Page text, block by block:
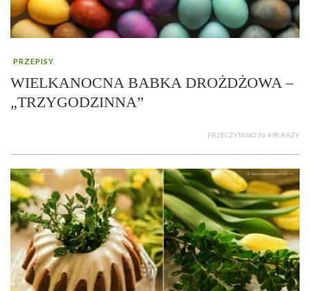
PRZEPISY
WIELKANOCNA BABKA DROŻDŻOWA –
„TRZYGODZINNA”
PRZECZYTANO 76 498 RAZY